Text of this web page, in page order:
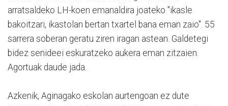
arratsaldeko LH-koen emanaldira joateko "ikasle
bakoitzari, ikastolan bertan txartel bana eman zaio". 55
sarrera soberan geratu ziren iragan astean. Galdetegi
bidez senideei eskuratzeko aukera eman zitzaien.
Agortuak daude jada.
Azkenik, Aginagako eskolan aurtengoan ez dute